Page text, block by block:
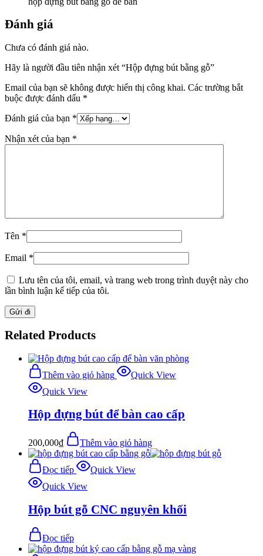
Đánh giá
Chưa có đánh giá nào.
Hãy là người đầu tiên nhận xét “Hộp đựng bút bằng gỗ”
Email của bạn sẽ không được hiển thị công khai. Các trường bắt
buộc được đánh dấu *
Đánh giá của bạn *
Nhận xét của bạn *
Tên *
Email *
Lưu tên của tôi, email, và trang web trong trình duyệt này cho
lần bình luận kế tiếp của tôi.
Related Products
Thêm vào giỏ hàng
Quick View
Quick View
Hộp đựng bút để bàn cao cấp
200,000₫ Thêm vào giỏ hàng
Đọc tiếp
Quick View
Quick View
Hộp bút gỗ CNC nguyên khối
Đọc tiếp